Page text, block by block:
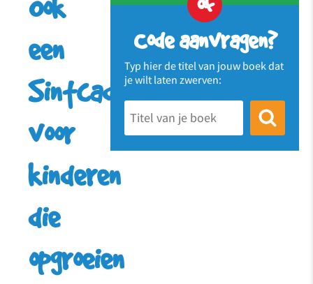
Code aanvragen?
Typ hier de titel van jouw boek dat
je wilt laten zwerven:
Ook
een
Sintcadeautje
voor
kinderen
die
opgroeien